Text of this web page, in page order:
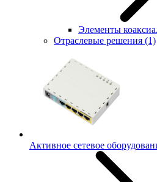
Элементы
Отраслевые решения (1)
Активное сетевое